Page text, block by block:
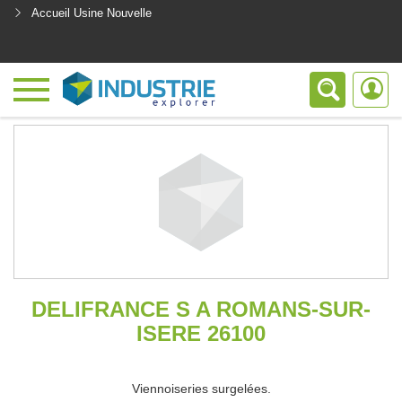
Accueil Usine Nouvelle
DELIFRANCE S A ROMANS-SUR-
ISERE 26100
Viennoiseries surgelées.